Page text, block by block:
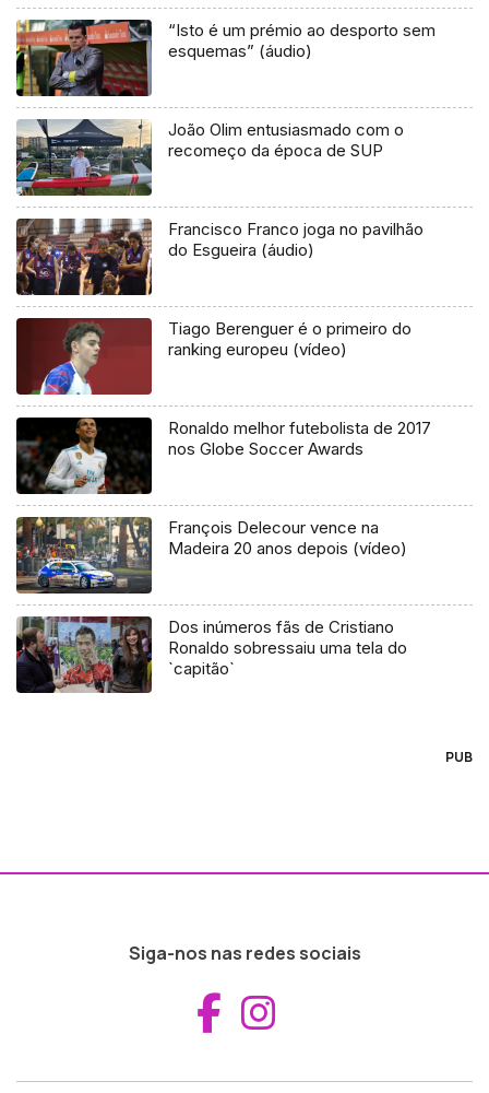
“Isto é um prémio ao desporto sem
esquemas” (áudio)
João Olim entusiasmado com o
recomeço da época de SUP
Francisco Franco joga no pavilhão
do Esgueira (áudio)
Tiago Berenguer é o primeiro do
ranking europeu (vídeo)
Ronaldo melhor futebolista de 2017
nos Globe Soccer Awards
François Delecour vence na
Madeira 20 anos depois (vídeo)
Dos inúmeros fãs de Cristiano
Ronaldo sobressaiu uma tela do
`capitão`
PUB
Siga-nos nas redes sociais
Aceder ao